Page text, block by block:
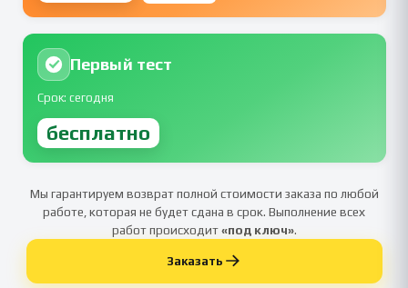
Первый тест
Срок: сегодня
бесплатно
Мы гарантируем возврат полной стоимости заказа по любой
работе, которая не будет сдана в срок. Выполнение всех
работ происходит«под ключ».
Заказать